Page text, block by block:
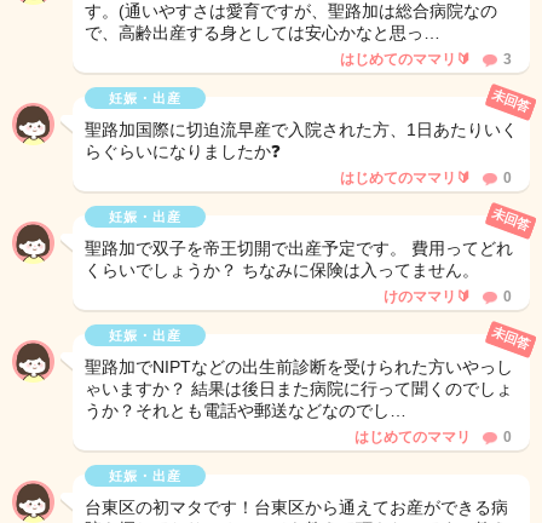
す。(通いやすさは愛育ですが、聖路加は総合病院なの
で、高齢出産する身としては安心かなと思っ…
はじめてのママリ🔰 3
妊娠・出産
聖路加国際に切迫流早産で入院された方、1日あたりいく
らぐらいになりましたか❓
未回答
はじめてのママリ🔰 0
妊娠・出産
聖路加で双子を帝王切開で出産予定です。 費用ってどれ
くらいでしょうか？ ちなみに保険は入ってません。
未回答
けのママリ🔰 0
妊娠・出産
聖路加でNIPTなどの出生前診断を受けられた方いやっし
ゃいますか？ 結果は後日また病院に行って聞くのでしょ
うか？それとも電話や郵送などなのでし…
未回答
はじめてのママリ 0
妊娠・出産
台東区の初マタです！台東区から通えてお産ができる病